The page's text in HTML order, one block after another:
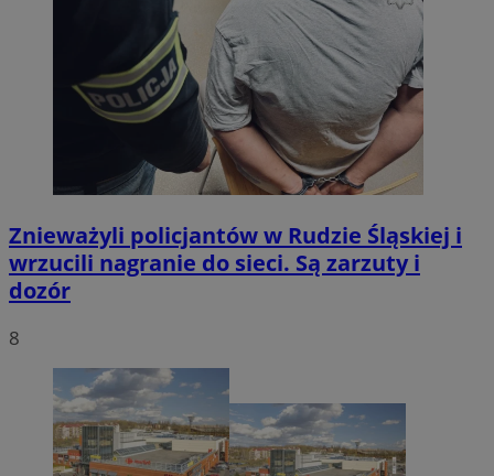
Znieważyli policjantów w Rudzie Śląskiej i
wrzucili nagranie do sieci. Są zarzuty i
dozór
8